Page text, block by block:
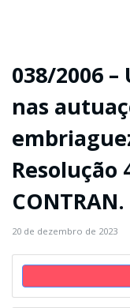
038/2006
nas
Resolução
CONTRAN.
20 de dezembro de 2023